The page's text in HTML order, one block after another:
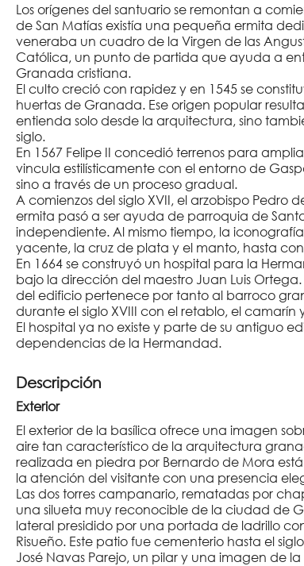
Los orígenes del santuario se remontan a
de San Matías existía una pequeña ermita
veneraba un cuadro de la Virgen de las
Católica, un punto de partida que ayuda a
Granada cristiana.
El culto creció con rapidez y en 1545 se
huertas de Granada. Ese origen popular
entienda solo desde la arquitectura, sino
siglo.
En 1567 Felipe II concedió terrenos para
vincula estilísticamente con el entorno de
sino a través de un proceso gradual.
A comienzos del siglo XVII, el arzobispo Pedro
ermita pasó a ser ayuda de parroquia de
independiente. Al mismo tiempo, la
yacente, la cruz de plata y el manto, hasta
En 1664 se construyó un hospital para la
bajo la dirección del maestro Juan Luis
del edificio pertenece por tanto al barroco
durante el siglo XVIII con el retablo, el
El hospital ya no existe y parte de su antiguo
dependencias de la Hermandad.
Descripción
Exterior
El exterior de la basílica ofrece una imagen
aire tan característico de la arquitectura
realizada en piedra por Bernardo de Mora
la atención del visitante con una presencia
Las dos torres campanario, rematadas por
una silueta muy reconocible de la ciudad de
lateral presidido por una portada de ladrillo
Risueño. Este patio fue cementerio hasta el
José Navas Parejo, un pilar y una imagen de